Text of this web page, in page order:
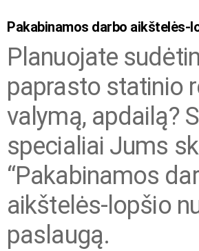
Pakabinamos darbo aikštelės-
Planuojate
paprasto statinio
valymą, apdailą?
specialiai Jums
“Pakabinamos
aikštelės-lopšio
paslaugą.